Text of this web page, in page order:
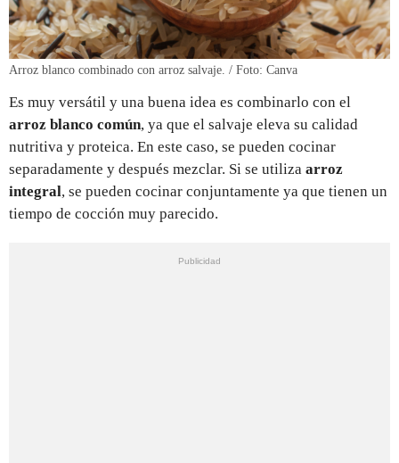
Arroz blanco combinado con arroz salvaje. / Foto: Canva
Es muy versátil y una buena idea es combinarlo con el
arroz blanco común, ya que el salvaje eleva su calidad
nutritiva y proteica. En este caso, se pueden cocinar
separadamente y después mezclar. Si se utiliza arroz
integral, se pueden cocinar conjuntamente ya que tienen un
tiempo de cocción muy parecido.